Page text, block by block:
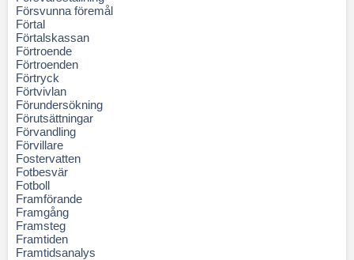
Försvunna föremål
Förtal
Förtalskassan
Förtroende
Förtroenden
Förtryck
Förtvivlan
Förundersökning
Förutsättningar
Förvandling
Förvillare
Fostervatten
Fotbesvär
Fotboll
Framförande
Framgång
Framsteg
Framtiden
Framtidsanalys